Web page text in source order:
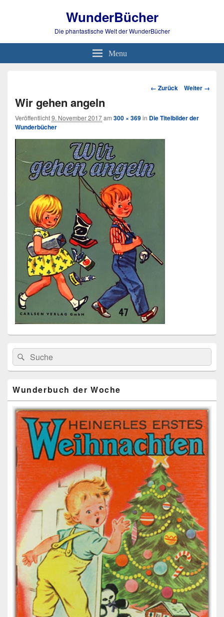
WunderBücher
Die phantastische Welt der WunderBücher
Menu
Bild-
← Zurück Weiter →
Wir gehen angeln
Veröffentlicht9. November 2017am 300 × 369in Die Titelbilder der
Wunderbücher
Primärer
Seitenleisten
Widget-
Bereich
Search
for:
Suche
Wunderbuch der Woche